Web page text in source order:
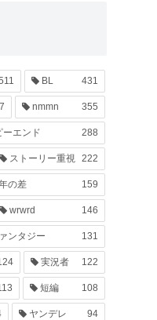
BL 431
nmmn 355
ーエンド 288
ストーリー重視 222
の差 159
wrwrd 146
ンタジー 131
実況者 122
短編 108
ヤンデレ 94